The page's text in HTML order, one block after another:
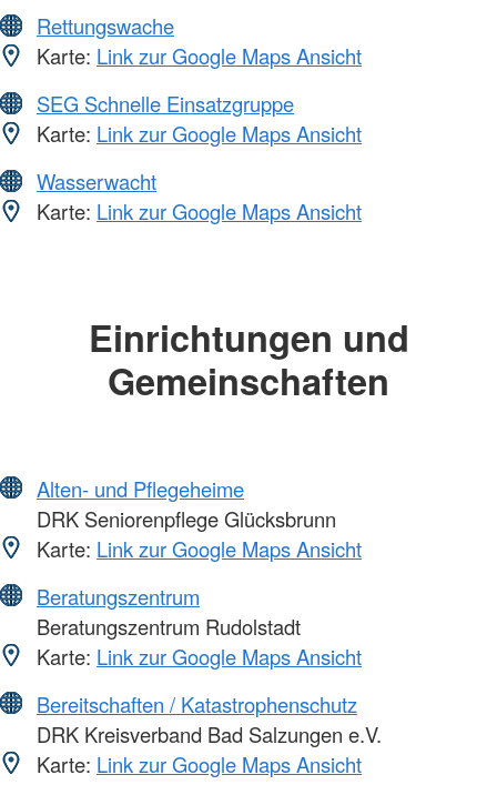
Rettungswache
Karte: Link zur Google Maps Ansicht
SEG Schnelle Einsatzgruppe
Karte: Link zur Google Maps Ansicht
Wasserwacht
Karte: Link zur Google Maps Ansicht
Einrichtungen und
Gemeinschaften
Alten- und Pflegeheime
DRK Seniorenpflege Glücksbrunn
Karte: Link zur Google Maps Ansicht
Beratungszentrum
Beratungszentrum Rudolstadt
Karte: Link zur Google Maps Ansicht
Bereitschaften / Katastrophenschutz
DRK Kreisverband Bad Salzungen e.V.
Karte: Link zur Google Maps Ansicht